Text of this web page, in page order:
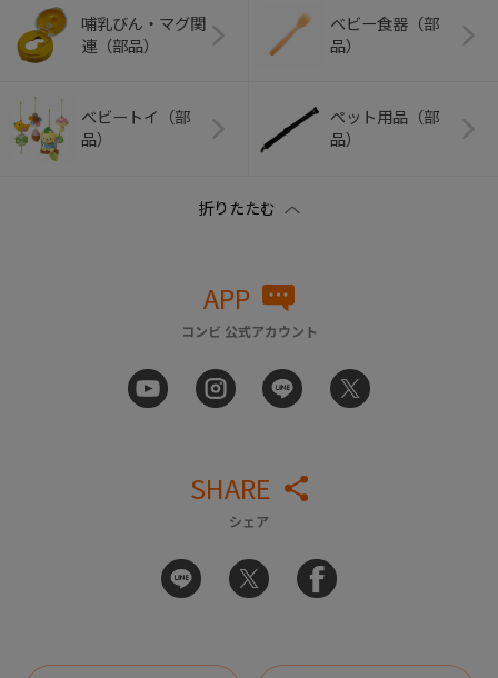
哺乳びん・マグ関
連（部品）
ベビー食器（部
品）
ベビートイ（部
品）
ペット用品（部
品）
APP
コンビ 公式アカウント
SHARE
シェア